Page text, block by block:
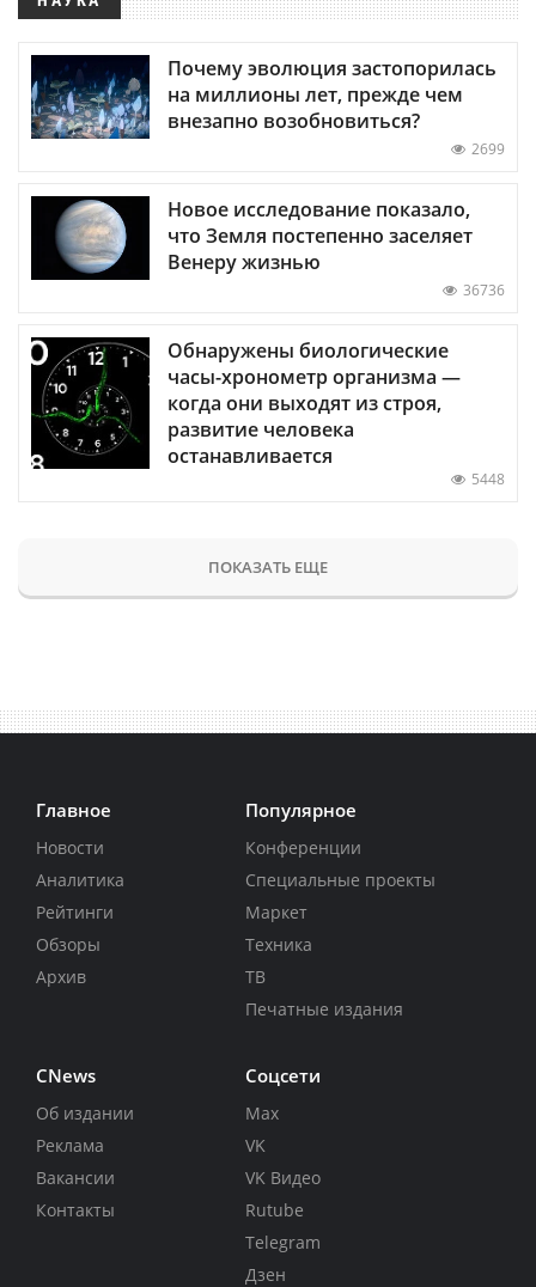
Почему эволюция застопорилась
на миллионы лет, прежде чем
внезапно возобновиться?
2699
Новое исследование показало,
что Земля постепенно заселяет
Венеру жизнью
36736
Обнаружены биологические
часы-хронометр организма —
когда они выходят из строя,
развитие человека
останавливается
5448
ПОКАЗАТЬ ЕЩЕ
Главное
Новости
Аналитика
Рейтинги
Обзоры
Архив
Популярное
Конференции
Специальные проекты
Маркет
Техника
ТВ
Печатные издания
CNews
Об издании
Реклама
Вакансии
Контакты
Соцсети
Max
VK
VK Видео
Rutube
Telegram
Дзен